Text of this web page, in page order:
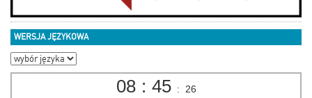
WERSJA JĘZYKOWA
08 : 45 : 27